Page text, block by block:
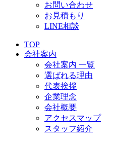
お問い合わせ
お見積もり
LINE相談
TOP
会社案内
会社案内 一覧
選ばれる理由
代表挨拶
企業理念
会社概要
アクセスマップ
スタッフ紹介